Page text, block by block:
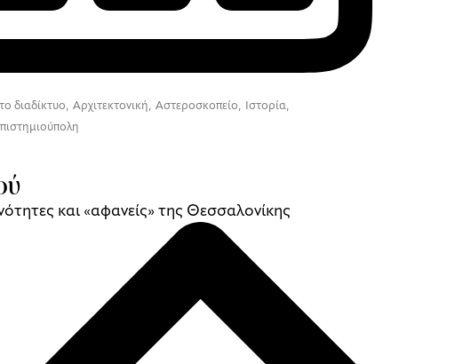
διαδίκτυο, Αρχιτεκτονική, Αστεροσκοπείο, Ιστορία,
και «αφανείς» της Θεσσαλονίκης